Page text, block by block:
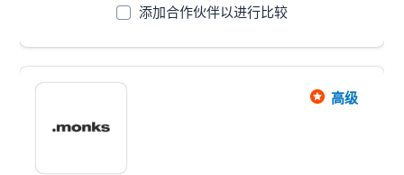
添加合作伙伴以进行比较
高级